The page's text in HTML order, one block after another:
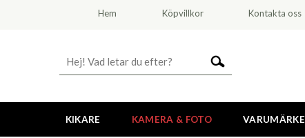
Hem Köpvillkor Kontakta oss
KIKARE KAMERA & FOTO VARUMÄRKE